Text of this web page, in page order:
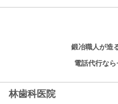
鍛冶職人が造
電話代行な
林歯科医院